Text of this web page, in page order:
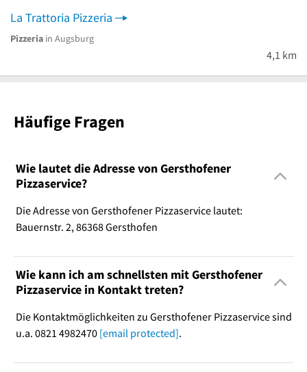
La Trattoria Pizzeria
Pizzeria in Augsburg
4,1 km
Häufige Fragen
Wie lautet die Adresse von Gersthofener
Pizzaservice?
Die Adresse von Gersthofener Pizzaservice lautet:
Bauernstr. 2, 86368 Gersthofen
Wie kann ich am schnellsten mit Gersthofener
Pizzaservice in Kontakt treten?
Die Kontaktmöglichkeiten zu Gersthofener Pizzaservice sind
u.a. 0821 4982470 [email protected].